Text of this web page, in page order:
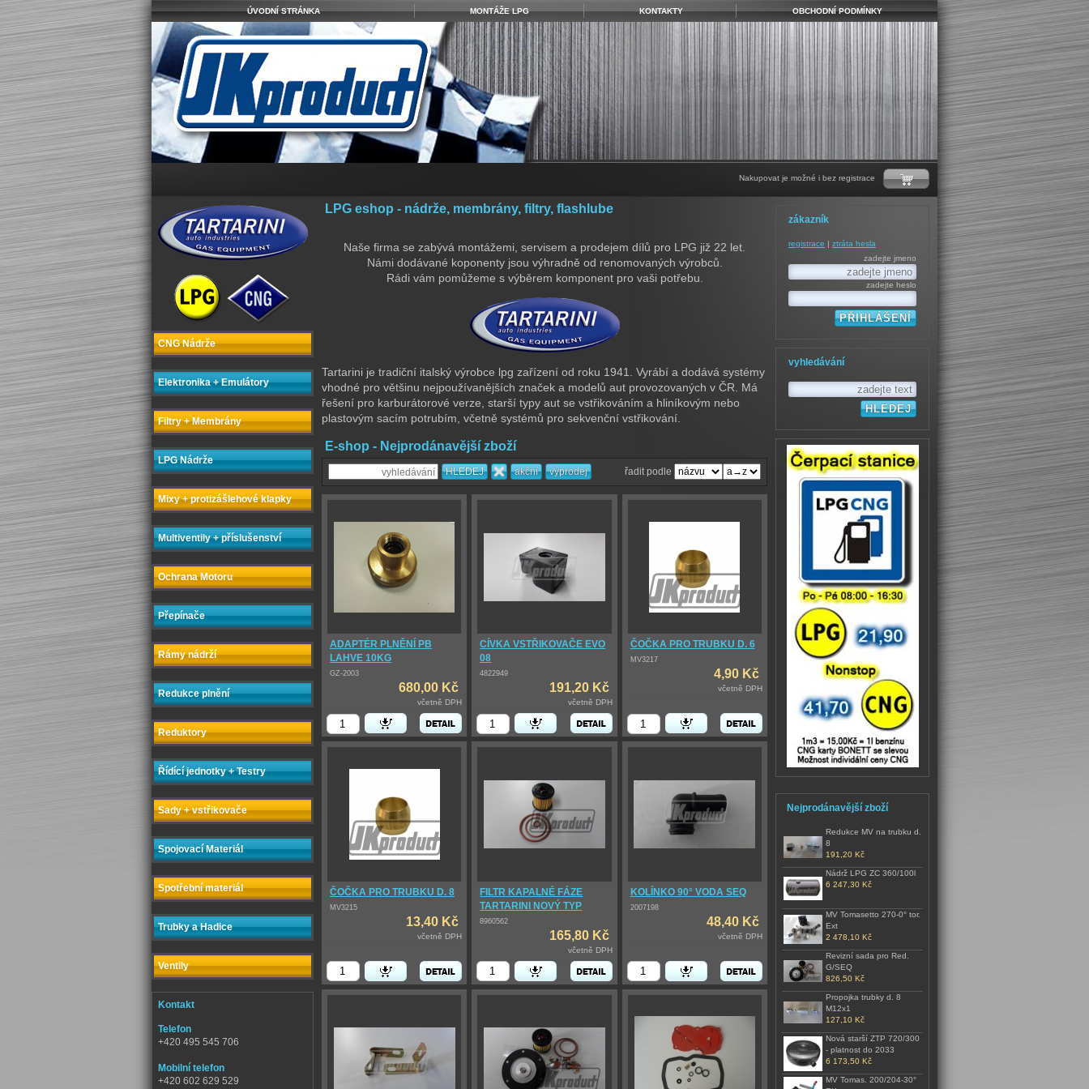
ÚVODNÍ STRÁNKA MONTÁŽE LPG KONTAKTY OBCHODNÍ PODMÍNKY
Nakupovat je možné i bez registrace
CNG Nádrže
Elektronika + Emulátory
Filtry + Membrány
LPG Nádrže
Mixy + protizášlehové klapky
Multiventily + příslušenství
Ochrana Motoru
Přepínače
Rámy nádrží
Redukce plnění
Reduktory
Řídící jednotky + Testry
Sady + vstřikovače
Spojovací Materiál
Spotřební materiál
Trubky a Hadice
Ventily
Kontakt
Telefon
+420 495 545 706
Mobilní telefon
+420 602 629 529
LPG eshop - nádrže, membrány, filtry, flashlube
Naše firma se zabývá montážemi, servisem a prodejem dílů pro LPG již 22 let.
Námi dodávané koponenty jsou výhradně od renomovaných výrobců.
Rádi vám pomůžeme s výběrem komponent pro vaši potřebu.
Tartarini je tradiční italský výrobce lpg zařízení od roku 1941. Vyrábí a dodává systémy
vhodné pro většinu nejpoužívanějších značek a modelů aut provozovaných v ČR. Má
řešení pro karburátorové verze, starší typy aut se vstřikováním a hliníkovým nebo
plastovým sacím potrubím, včetně systémů pro sekvenční vstřikování.
E-shop - Nejprodánavější zboží
řadit podle
ADAPTÉR PLNĚNÍ PB
LAHVE 10KG
GZ-2003
680,00 Kč
včetně DPH
CÍVKA VSTŘIKOVAČE EVO
08
4822949
191,20 Kč
včetně DPH
ČOČKA PRO TRUBKU D. 6
MV3217
4,90 Kč
včetně DPH
ČOČKA PRO TRUBKU D. 8
MV3215
13,40 Kč
včetně DPH
FILTR KAPALNÉ FÁZE
TARTARINI NOVÝ TYP
8960562
165,80 Kč
včetně DPH
KOLÍNKO 90° VODA SEQ
2007198
48,40 Kč
včetně DPH
zákazník
registrace
ztráta hesla
zadejte jmeno
zadejte heslo
vyhledávání
Nejprodánavější zboží
Redukce MV na trubku d.
8
191,20 Kč
Nádrž LPG ZC 360/100l
6 247,30 Kč
MV Tomasetto 270-0° tor.
Ext
2 478,10 Kč
Revizní sada pro Red.
G/SEQ
826,50 Kč
Propojka trubky d. 8
M12x1
127,10 Kč
Nová starší ZTP 720/300
- platnost do 2033
6 173,50 Kč
MV Tomas. 200/204-30°